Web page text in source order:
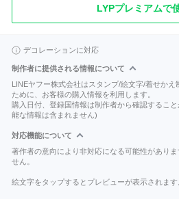
LYPプレミアムで
デコレーションに対応
制作者に提供される情報について
LINEヤフー株式会社はスタンプ/絵文字/着せか
ために、お客様の購入情報を利用します。
購入日付、登録国情報は制作者から確認するこ
能な情報は含まれません)
対応機能について
著作者の意向により非対応になる可能性があり
せん。
絵文字をタップするとプレビューが表示されます